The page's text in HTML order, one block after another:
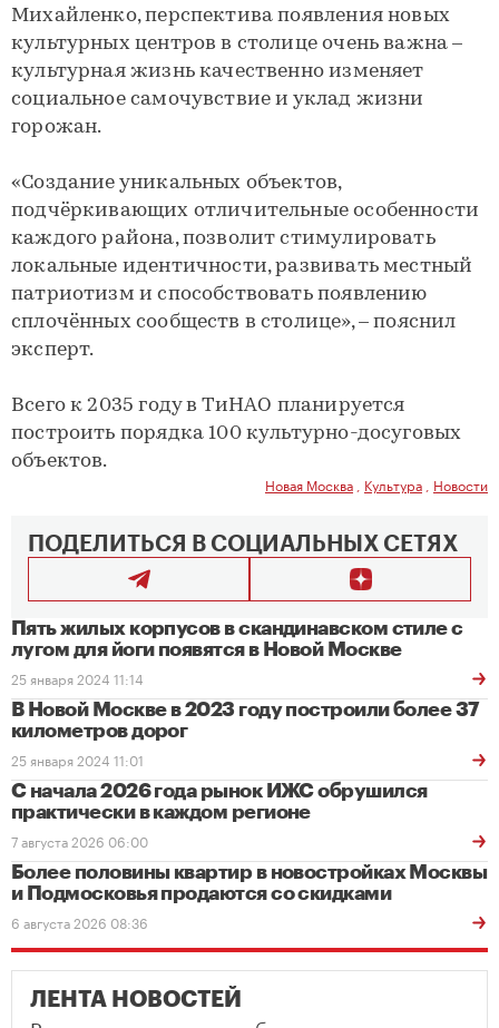
Михайленко, перспектива появления новых
культурных центров в столице очень важна –
культурная жизнь качественно изменяет
социальное самочувствие и уклад жизни
горожан.
«Создание уникальных объектов,
подчёркивающих отличительные особенности
каждого района, позволит стимулировать
локальные идентичности, развивать местный
патриотизм и способствовать появлению
сплочённых сообществ в столице», – пояснил
эксперт.
Всего к 2035 году в ТиНАО планируется
построить порядка 100 культурно-досуговых
объектов.
Новая Москва Культура Новости
ПОДЕЛИТЬСЯ В СОЦИАЛЬНЫХ СЕТЯХ
Пять жилых корпусов в скандинавском стиле с
лугом для йоги появятся в Новой Москве
25 января 2024 11:14
В Новой Москве в 2023 году построили более 37
километров дорог
25 января 2024 11:01
С начала 2026 года рынок ИЖС обрушился
практически в каждом регионе
7 августа 2026 06:00
Более половины квартир в новостройках Москвы
и Подмосковья продаются со скидками
6 августа 2026 08:36
ЛЕНТА НОВОСТЕЙ